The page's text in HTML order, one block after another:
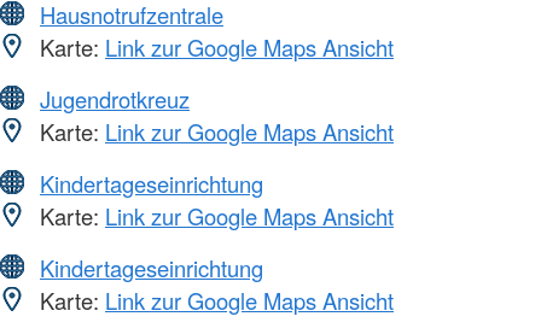
Hausnotrufzentrale
Karte: Link zur Google Maps Ansicht
Jugendrotkreuz
Karte: Link zur Google Maps Ansicht
Kindertageseinrichtung
Karte: Link zur Google Maps Ansicht
Kindertageseinrichtung
Karte: Link zur Google Maps Ansicht